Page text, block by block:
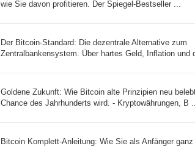
wie Sie davon profitieren. Der Spiegel-Bestseller ...
Der Bitcoin-Standard: Die dezentrale Alternative zum
Zentralbankensystem. Über hartes Geld, Inflation und
Goldene Zukunft: Wie Bitcoin alte Prinzipien neu
Chance des Jahrhunderts wird. - Kryptowährungen, B
Bitcoin Komplett-Anleitung: Wie Sie als Anfänger